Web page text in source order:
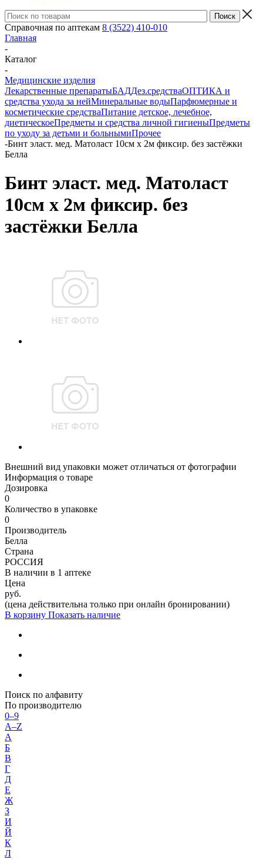
Справочная по аптекам 8 (3522) 410-010
Главная
-
Каталог
-
Медицинские изделия
Лекарственные препаратыБАДДез.средстваОПТИКА и
средства ухода за нейМинеральные водыПарфюмерные и
косметические средстваПитание детское, лечебное,
диетическоеПредметы и средства личной гигиеныПредметы
по уходу за детьми и больнымиПрочее
-Бинт эласт. мед. Матоласт 10см х 2м фиксир. без застёжки
Белла
Бинт эласт. мед. Матоласт
10см х 2м фиксир. без
застёжки Белла
Внешний вид упаковки может отличаться от фотографии
Информация о товаре
Дозировка
0
Количество в упаковке
0
Производитель
Белла
Страна
РОССИЯ
В наличии в 1 аптеке
Цена
руб.
(цена действительна только при онлайн бронировании)
В корзину Показать наличие
Поиск по алфавиту
По производителю
0–9
A–Z
А
Б
В
Г
Д
Е
Ж
З
И
Й
К
Л